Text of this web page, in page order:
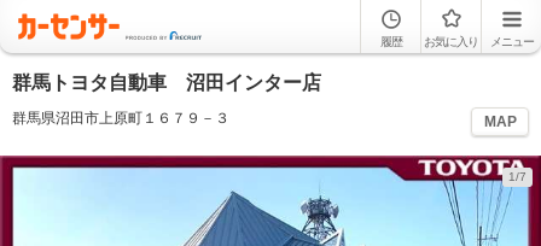
履歴 お気に入り メニュー
群馬トヨタ自動車 沼田インター店
群馬県沼田市上原町１６７９－３ MAP
1/7